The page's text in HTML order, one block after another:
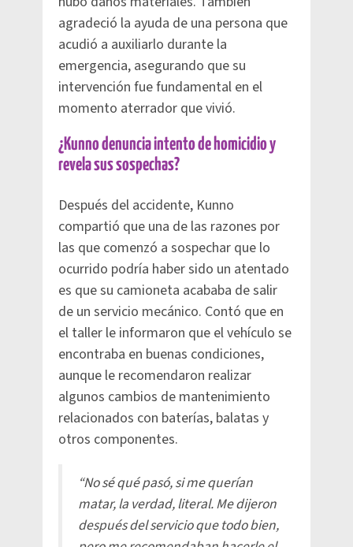
agradeció la ayuda de una persona que
acudió a auxiliarlo durante la
emergencia, asegurando que su
intervención fue fundamental en el
momento aterrador que vivió.
¿Kunno denuncia intento de homicidio y
revela sus sospechas?
Después del accidente, Kunno
compartió que una de las razones por
las que comenzó a sospechar que lo
ocurrido podría haber sido un atentado
es que su camioneta acababa de salir
de un servicio mecánico. Contó que en
el taller le informaron que el vehículo se
encontraba en buenas condiciones,
aunque le recomendaron realizar
algunos cambios de mantenimiento
relacionados con baterías, balatas y
otros componentes.
“No sé qué pasó, si me querían
matar, la verdad, literal. Me dijeron
después del servicio que todo bien,